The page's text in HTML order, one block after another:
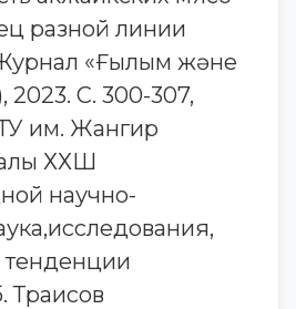
разной линии
«Ғылым және
2023. С. 300-307,
им. Жангир
ХХШ
научно-
тенденции
Траисов